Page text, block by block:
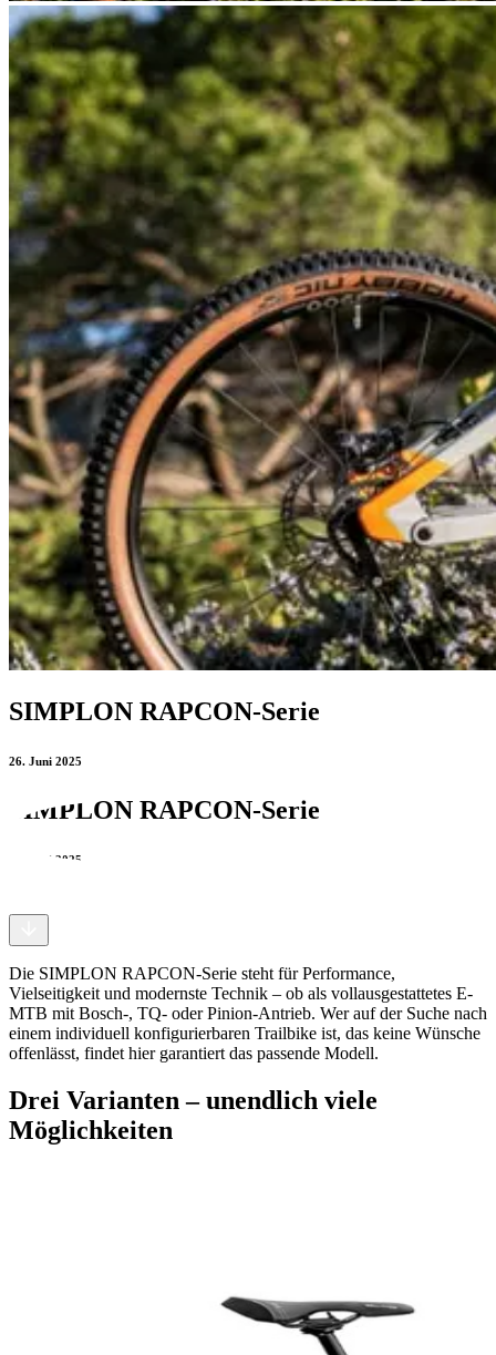
SIMPLON RAPCON-Serie
26. Juni 2025
SIMPLON RAPCON-Serie
26. Juni 2025
Die SIMPLON RAPCON-Serie steht für Performance,
Vielseitigkeit und modernste Technik – ob als vollausgestattetes E-
MTB mit Bosch-, TQ- oder Pinion-Antrieb. Wer auf der Suche nach
einem individuell konfigurierbaren Trailbike ist, das keine Wünsche
offenlässt, findet hier garantiert das passende Modell.
Drei Varianten – unendlich viele
Möglichkeiten